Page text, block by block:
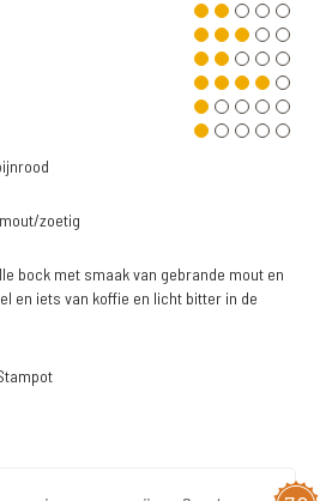
zoetig
bock met smaak van gebrande mout en
en iets van koffie en licht bitter in de